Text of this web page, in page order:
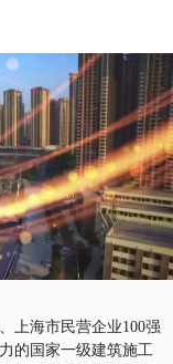
上海市民营企业100强
的国家一级建筑施工